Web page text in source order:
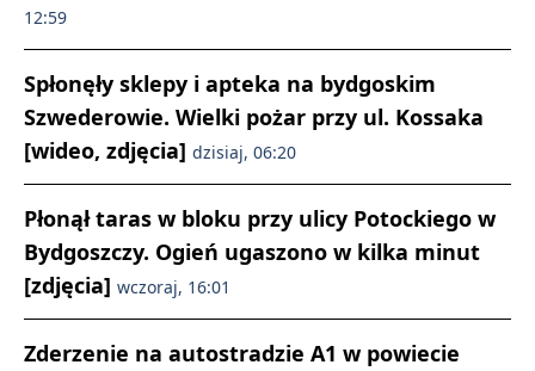
12:59
Spłonęły sklepy i apteka na bydgoskim
Szwederowie. Wielki pożar przy ul. Kossaka
[wideo, zdjęcia] dzisiaj, 06:20
Płonął taras w bloku przy ulicy Potockiego w
Bydgoszczy. Ogień ugaszono w kilka minut
[zdjęcia] wczoraj, 16:01
Zderzenie na autostradzie A1 w powiecie